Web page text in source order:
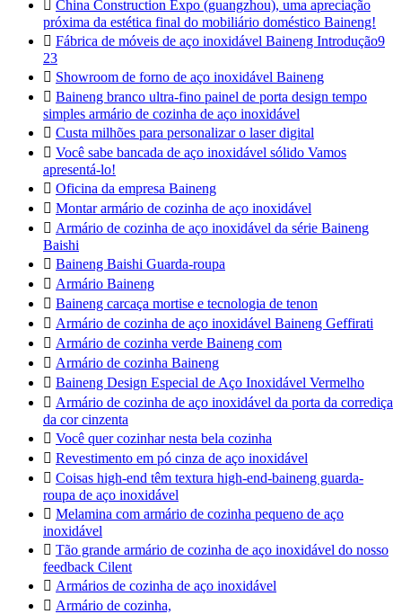
China Construction Expo (guangzhou), uma apreciação
próxima da estética final do mobiliário doméstico Baineng!
 Fábrica de móveis de aço inoxidável Baineng Introdução9
23
 Showroom de forno de aço inoxidável Baineng
 Baineng branco ultra-fino painel de porta design tempo
simples armário de cozinha de aço inoxidável
 Custa milhões para personalizar o laser digital
 Você sabe bancada de aço inoxidável sólido Vamos
apresentá-lo!
 Oficina da empresa Baineng
 Montar armário de cozinha de aço inoxidável
 Armário de cozinha de aço inoxidável da série Baineng
Baishi
 Baineng Baishi Guarda-roupa
 Armário Baineng
 Baineng carcaça mortise e tecnologia de tenon
 Armário de cozinha de aço inoxidável Baineng Geffirati
 Armário de cozinha verde Baineng com
 Armário de cozinha Baineng
 Baineng Design Especial de Aço Inoxidável Vermelho
 Armário de cozinha de aço inoxidável da porta da corrediça
da cor cinzenta
 Você quer cozinhar nesta bela cozinha
 Revestimento em pó cinza de aço inoxidável
 Coisas high-end têm textura high-end-baineng guarda-
roupa de aço inoxidável
 Melamina com armário de cozinha pequeno de aço
inoxidável
 Tão grande armário de cozinha de aço inoxidável do nosso
feedback Cilent
 Armários de cozinha de aço inoxidável
 Armário de cozinha,